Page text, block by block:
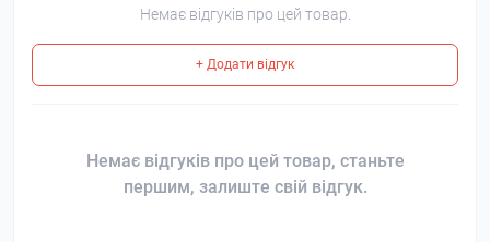
Немає відгуків про цей товар.
+ Додати відгук
Немає відгуків про цей товар, станьте
першим, залиште свій відгук.